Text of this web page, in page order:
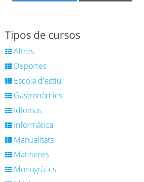
Tipos de cursos
Altres
Deportes
Escola d'estiu
Gastronòmics
Idiomas
Informàtica
Manualitats
Matineres
Monogràfics